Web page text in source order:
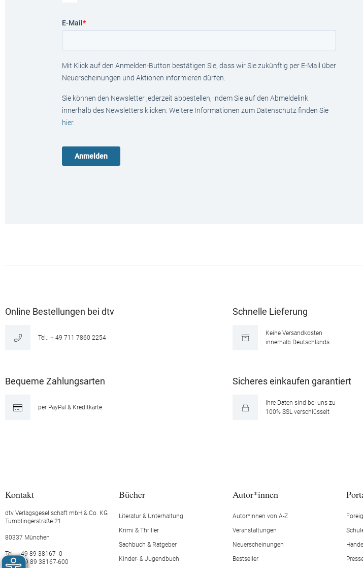
E-Mail *
Mit Klick auf den Anmelden-Button bestätigen Sie, dass wir Sie zukünftig per E-Mail über
Neuerscheinungen und Aktionen informieren dürfen.
Sie können den Newsletter jederzeit abbestellen, indem Sie auf den Abmeldelink
innerhalb des Newsletters klicken. Weitere Informationen zum Datenschutz finden Sie
hier.
Online Bestellungen bei dtv
Tel.: + 49 711 7860 2254
Schnelle Lieferung
Keine Versandkosten
innerhalb Deutschlands
Bequeme Zahlungsarten
per PayPal & Kreditkarte
Sicheres einkaufen garantiert
Ihre Daten sind bei uns zu
100% SSL verschlüsselt
Kontakt
dtv Verlagsgesellschaft mbH & Co. KG
Tumblingerstraße 21
80337 München
Tel.: +49 89 38167 -0
Fax: +49 89 38167-600
Bücher
Literatur & Unterhaltung
Krimi & Thriller
Sachbuch & Ratgeber
Kinder- & Jugendbuch
Autor*innen
Autor*innen von A-Z
Veranstaltungen
Neuerscheinungen
Bestseller
Handel